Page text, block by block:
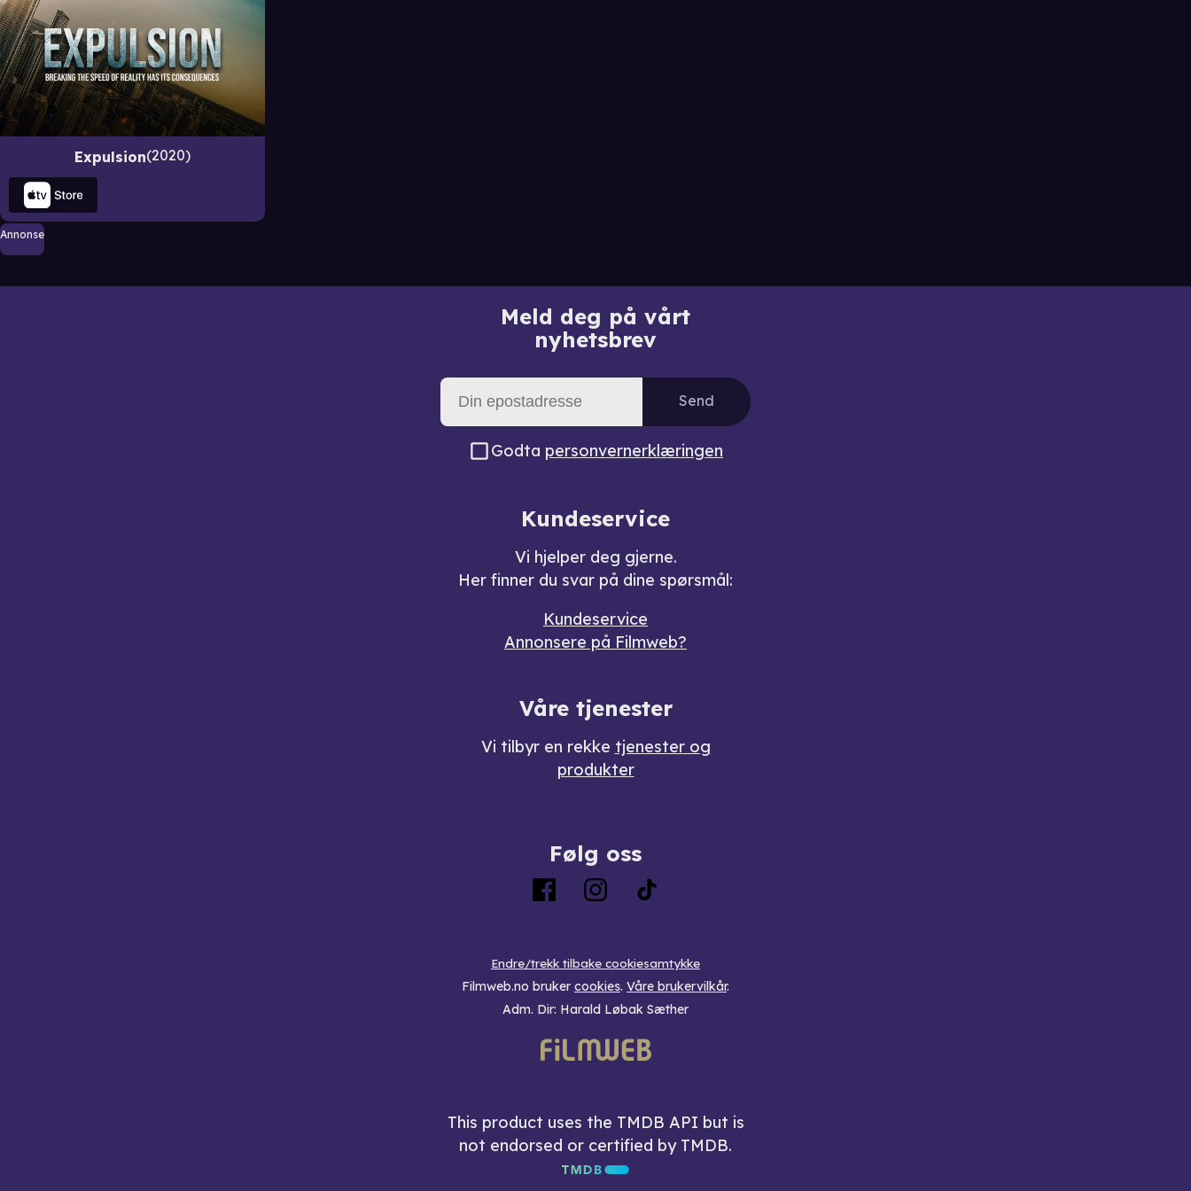
Expulsion 2020
Annonse
Meld deg på vårt
nyhetsbrev
Send
Godta personvernerklæringen
Kundeservice
Vi hjelper deg gjerne.
Her finner du svar på dine spørsmål:
Kundeservice
Annonsere på Filmweb?
Våre tjenester
Vi tilbyr en rekke tjenester og
produkter
Følg oss
Endre/trekk tilbake cookiesamtykke
Filmweb.no bruker cookies. Våre brukervilkår.
Adm. Dir: Harald Løbak Sæther
This product uses the TMDB API but is
not endorsed or certified by TMDB.